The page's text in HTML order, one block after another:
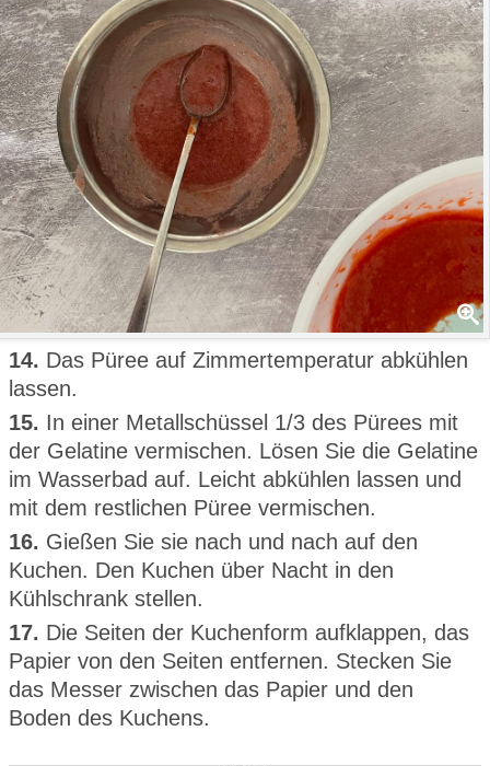
14. Das Püree auf Zimmertemperatur abkühlen
lassen.
15. In einer Metallschüssel 1/3 des Pürees mit
der Gelatine vermischen. Lösen Sie die Gelatine
im Wasserbad auf. Leicht abkühlen lassen und
mit dem restlichen Püree vermischen.
16. Gießen Sie sie nach und nach auf den
Kuchen. Den Kuchen über Nacht in den
Kühlschrank stellen.
17. Die Seiten der Kuchenform aufklappen, das
Papier von den Seiten entfernen. Stecken Sie
das Messer zwischen das Papier und den
Boden des Kuchens.